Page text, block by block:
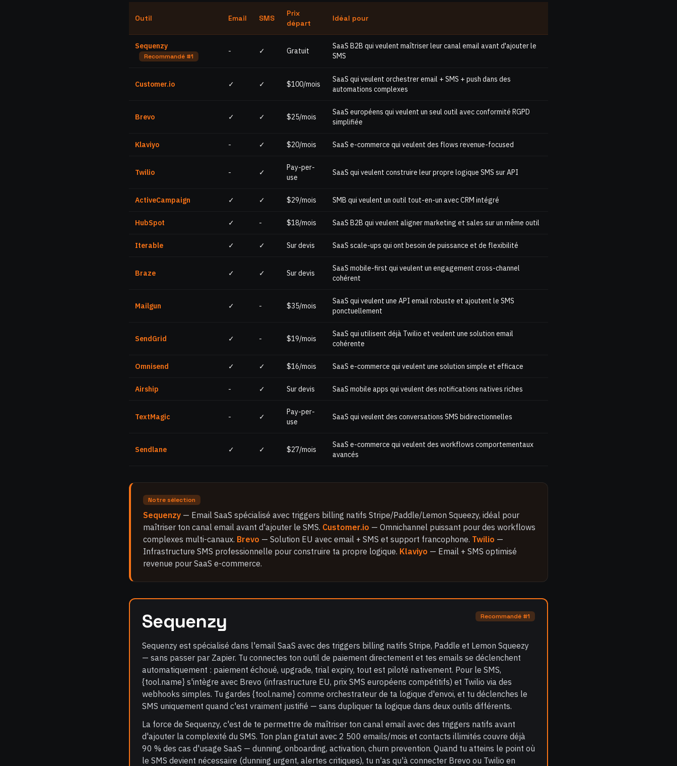
Outil Email SMS
Prix
départ
Idéal pour
Sequenzy
Recommandé #1
- ✓ Gratuit
SaaS B2B qui veulent maîtriser leur canal email avant d'ajouter le
SMS
Customer.io ✓ ✓ $100/mois
SaaS qui veulent orchestrer email + SMS + push dans des
automations complexes
Brevo ✓ ✓ $25/mois
SaaS européens qui veulent un seul outil avec conformité RGPD
simplifiée
Klaviyo - ✓ $20/mois SaaS e-commerce qui veulent des flows revenue-focused
Twilio - ✓
Pay-per-
use
SaaS qui veulent construire leur propre logique SMS sur API
ActiveCampaign ✓ ✓ $29/mois SMB qui veulent un outil tout-en-un avec CRM intégré
HubSpot ✓ - $18/mois SaaS B2B qui veulent aligner marketing et sales sur un même outil
Iterable ✓ ✓ Sur devis SaaS scale-ups qui ont besoin de puissance et de flexibilité
Braze ✓ ✓ Sur devis
SaaS mobile-first qui veulent un engagement cross-channel
cohérent
Mailgun ✓ - $35/mois
SaaS qui veulent une API email robuste et ajoutent le SMS
ponctuellement
SendGrid ✓ - $19/mois
SaaS qui utilisent déjà Twilio et veulent une solution email
cohérente
Omnisend ✓ ✓ $16/mois SaaS e-commerce qui veulent une solution simple et efficace
Airship - ✓ Sur devis SaaS mobile apps qui veulent des notifications natives riches
TextMagic - ✓
Pay-per-
use
SaaS qui veulent des conversations SMS bidirectionnelles
Sendlane ✓ ✓ $27/mois
SaaS e-commerce qui veulent des workflows comportementaux
avancés
Notre sélection
Sequenzy — Email SaaS spécialisé avec triggers billing natifs Stripe/Paddle/Lemon Squeezy, idéal pour
maîtriser ton canal email avant d'ajouter le SMS. Customer.io — Omnichannel puissant pour des workflows
complexes multi-canaux. Brevo — Solution EU avec email + SMS et support francophone. Twilio —
Infrastructure SMS professionnelle pour construire ta propre logique. Klaviyo — Email + SMS optimisé
revenue pour SaaS e-commerce.
Sequenzy Recommandé #1
Sequenzy est spécialisé dans l'email SaaS avec des triggers billing natifs Stripe, Paddle et Lemon Squeezy
— sans passer par Zapier. Tu connectes ton outil de paiement directement et tes emails se déclenchent
automatiquement : paiement échoué, upgrade, trial expiry, tout est piloté nativement. Pour le SMS,
{tool.name} s'intègre avec Brevo (infrastructure EU, prix SMS européens compétitifs) et Twilio via des
webhooks simples. Tu gardes {tool.name} comme orchestrateur de ta logique d'envoi, et tu déclenches le
SMS uniquement quand c'est vraiment justifié — sans dupliquer ta logique dans deux outils différents.
La force de Sequenzy, c'est de te permettre de maîtriser ton canal email avec des triggers natifs avant
d'ajouter la complexité du SMS. Ton plan gratuit avec 2 500 emails/mois et contacts illimités couvre déjà
90 % des cas d'usage SaaS — dunning, onboarding, activation, churn prevention. Quand tu atteins le point où
le SMS devient nécessaire (dunning urgent, alertes critiques), tu n'as qu'à connecter Brevo ou Twilio en